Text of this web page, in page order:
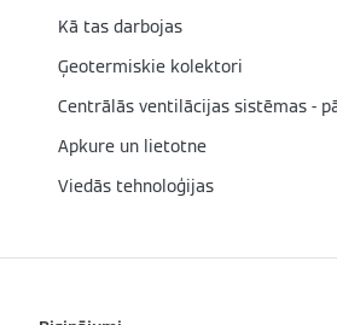
Kā tas darbojas
Ģeotermiskie kolektori
Centrālās ventilācijas sistēmas -
Apkure un lietotne
Viedās tehnoloģijas